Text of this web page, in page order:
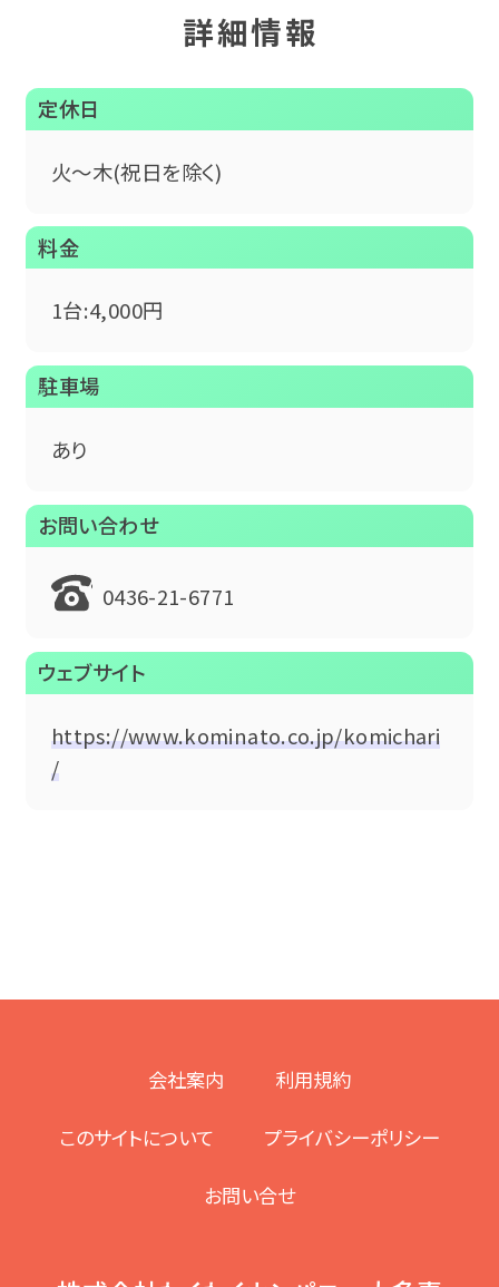
詳細情報
定休日
火～木(祝日を除く)
料金
1台:4,000円
駐車場
あり
お問い合わせ
0436-21-6771
ウェブサイト
https://www.kominato.co.jp/komichari
/
会社案内 利用規約
このサイトについて プライバシーポリシー
お問い合せ